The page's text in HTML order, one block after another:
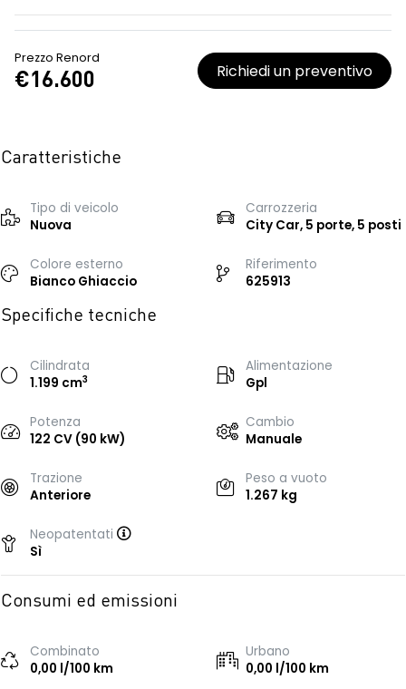
Prezzo Renord
€16.600 Richiedi un preventivo
Caratteristiche
Tipo di veicolo
Nuova
Carrozzeria
City Car, 5 porte, 5 posti
Colore esterno
Bianco Ghiaccio
Riferimento
625913
Specifiche tecniche
Cilindrata
1.199 cm3
Alimentazione
Gpl
Potenza
122 CV (90 kW)
Cambio
Manuale
Trazione
Anteriore
Peso a vuoto
1.267 kg
Neopatentati
Sì
Consumi ed emissioni
Combinato
0,00 l/100 km
Urbano
0,00 l/100 km